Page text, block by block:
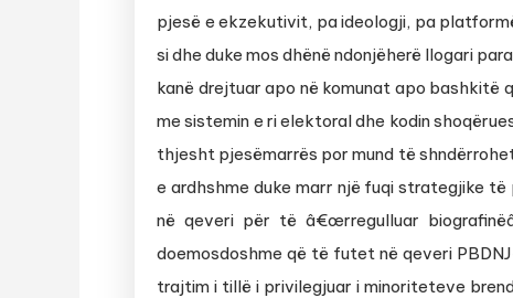
pjesë e ekzekutivit, pa ideologji, pa
si dhe duke mos dhënë ndonjëherë llogari
kanë drejtuar apo në komunat apo bashkitë
me sistemin e ri elektoral dhe kodin
thjesht pjesëmarrës por mund të
e ardhshme duke marr një fuqi strategjike
në qeveri për të â€œrregulluar
doemosdoshme që të futet në qeveri
trajtim i tillë i privilegjuar i minoriteteve